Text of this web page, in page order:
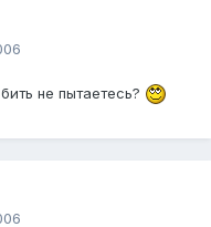
не пытаетесь?